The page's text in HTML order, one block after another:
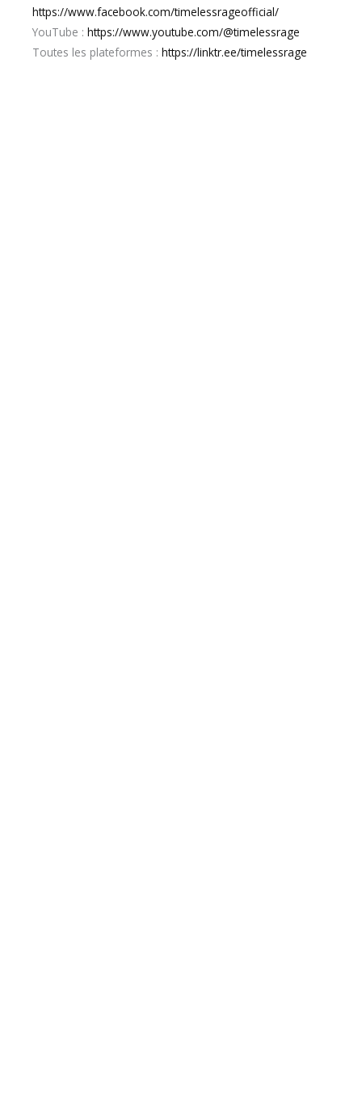
https://www.facebook.com/timelessrageofficial/
YouTube : https://www.youtube.com/@timelessrage
Toutes les plateformes : https://linktr.ee/timelessrage